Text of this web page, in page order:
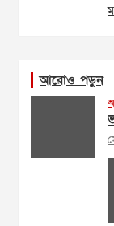
আরোও পড়ুন